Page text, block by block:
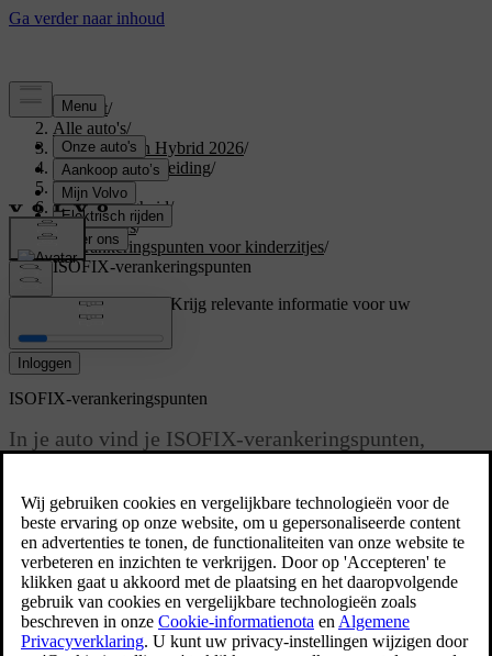
Support/
Alle auto's/
XC60 Plug-in Hybrid 2026/
Gebruikershandleiding/
Veiligheid/
Kinderveiligheid/
Kinderzitjes/
Verankeringspunten voor kinderzitjes/
ISOFIX-verankeringspunten
Ondersteuning op maatKrijg relevante informatie voor uw
specifieke auto.
Inloggen
Bijgewerkt 13/10/2025
ISOFIX-verankeringspunten
In je auto vind je ISOFIX-verankeringspunten,
De ISOFIX-verankeringspunten kunnen in combinatie met andere
bevestigingsmethoden worden gebruikt om i-Size- en ISOFIX-
kinderzitjes te bevestigen. Deze verankeringspunten maken deel uit
van een internationale norm voor kinderzitjes.